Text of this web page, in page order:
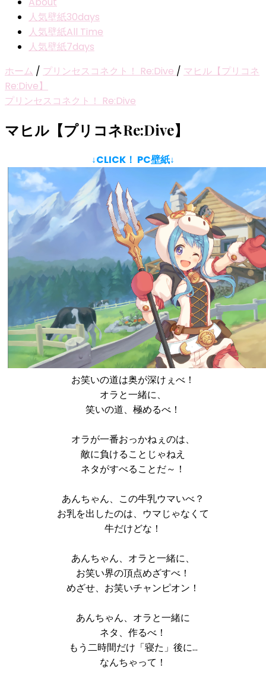
人気壁紙30days
人気壁紙All Time
人気壁紙7days
ホーム / プリンセスコネクト！ Re:Dive / マヒル【プリコネ
Re:Dive】
プリンセスコネクト！ Re:Dive
マヒル【プリコネRe:Dive】
↓CLICK！ PC壁紙↓
お笑いの道は奥が深けぇべ！
オラと一緒に、
笑いの道、極めるべ！
オラが一番おっかねぇのは、
敵に負けることじゃねえ
ネタがすべることだ～！
あんちゃん、この牛乳ウマいべ？
お乳を出したのは、ウマじゃなくて
牛だけどな！
あんちゃん、オラと一緒に、
お笑い界の頂点めざすべ！
めざせ、お笑いチャンピオン！
あんちゃん、オラと一緒に
ネタ、作るべ！
もう二時間だけ「寝た」後に…
なんちゃって！